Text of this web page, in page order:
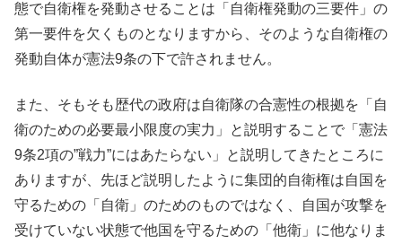
態で自衛権を発動させることは「自衛権発動の三要件」の
第一要件を欠くものとなりますから、そのような自衛権の
発動自体が憲法9条の下で許されません。
また、そもそも歴代の政府は自衛隊の合憲性の根拠を「自
衛のための必要最小限度の実力」と説明することで「憲法
9条2項の”戦力”にはあたらない」と説明してきたところに
ありますが、先ほど説明したように集団的自衛権は自国を
守るための「自衛」のためのものではなく、自国が攻撃を
受けていない状態で他国を守るための「他衛」に他なりま